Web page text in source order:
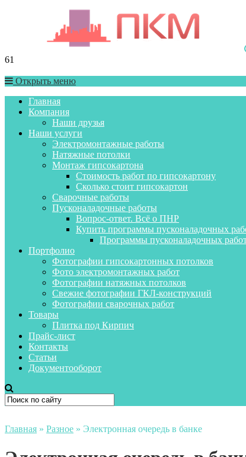
61
Открыть меню
Главная
Компания
Наши друзья
Наши услуги
Электромонтажные работы
Натяжные потолки
Монтаж гипсокартона
Стоимость работ по гипсокартону
Сколько стоит гипсокартон
Сварочные работы
Пусконаладочные работы
Вопрос-ответ. Всё о ПНР
Купить программы пусконаладочных
Программы пусконаладочных
Портфолио
Фотографии гипсокартонных потолков
Фото электромонтажных работ
Фотографии натяжных потолков
Свежие фотографии ГКЛ-конструкций
Фотографии сварочных работ
Товары
Плитка под Кирпич
Прайс-лист
Контакты
Статьи
Документооборот
Главная » Разное » Электронная очередь в банке